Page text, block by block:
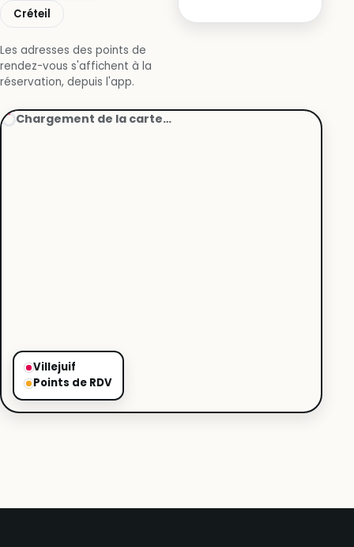
Créteil
Les adresses des points de
rendez-vous s'affichent à la
réservation, depuis l'app.
Villejuif
Points de RDV
Chargement de la carte…